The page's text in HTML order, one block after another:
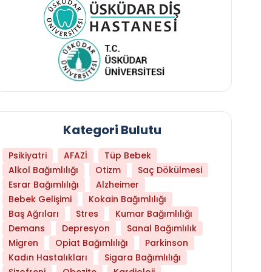
Daha Az Protein Tüketmek Yaşlanmayı
Kategori Bulutu
Psikiyatri AFAZİ
Tüp Bebek
Alkol Bağımlılığı
Otizm
Saç Dökülmesi
Esrar Bağımlılığı
Alzheimer
Bebek Gelişimi
Kokain Bağımlılığı
Baş Ağrıları
Stres
Kumar Bağımlılığı
Demans
Depresyon
Sanal Bağımlılık
Migren
Opiat Bağımlılığı
Parkinson
Kadın Hastalıkları
Sigara Bağımlılığı